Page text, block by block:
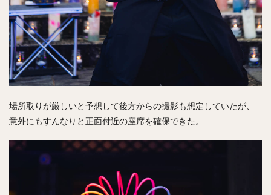
場所取りが厳しいと予想して後方からの撮影も想定していたが、
意外にもすんなりと正面付近の座席を確保できた。